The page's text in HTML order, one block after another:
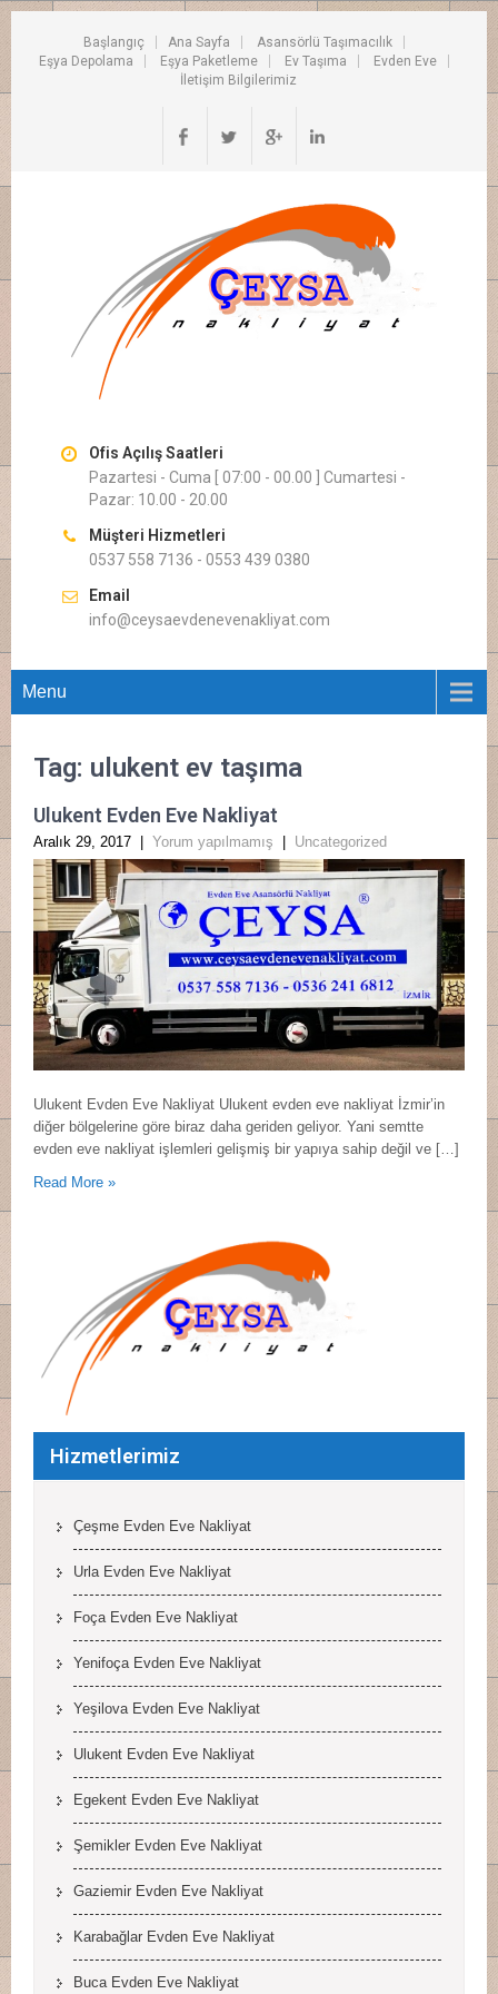
Başlangıç Ana Sayfa
Asansörlü Taşımacılık
Eşya Depolama
Eşya Paketleme Ev Taşıma
Evden Eve
İletişim Bilgilerimiz
Ofis Açılış Saatleri
Pazartesi - Cuma [ 07:00 - 00.00 ] Cumartesi -
Pazar: 10.00 - 20.00
Müşteri Hizmetleri
0537 558 7136 - 0553 439 0380
Email
info@ceysaevdenevenakliyat.com
Menu
Tag: ulukent ev taşıma
Ulukent Evden Eve Nakliyat
Aralık 29, 2017 Yorum yapılmamış Uncategorized
Ulukent Evden Eve Nakliyat Ulukent evden eve nakliyat İzmir’in
diğer bölgelerine göre biraz daha geriden geliyor. Yani semtte
evden eve nakliyat işlemleri gelişmiş bir yapıya sahip değil ve […]
Read More »
Hizmetlerimiz
Çeşme Evden Eve Nakliyat
Urla Evden Eve Nakliyat
Foça Evden Eve Nakliyat
Yenifoça Evden Eve Nakliyat
Yeşilova Evden Eve Nakliyat
Ulukent Evden Eve Nakliyat
Egekent Evden Eve Nakliyat
Şemikler Evden Eve Nakliyat
Gaziemir Evden Eve Nakliyat
Karabağlar Evden Eve Nakliyat
Buca Evden Eve Nakliyat